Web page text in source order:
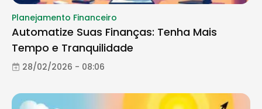
Planejamento Financeiro
Automatize Suas Finanças: Tenha Mais
Tempo e Tranquilidade
28/02/2026 - 08:06